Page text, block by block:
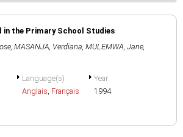
in the Primary School Studies
, MASANJA, Verdiana, MULEMWA, Jane,
Language(s)
Anglais, Français
Year
1994